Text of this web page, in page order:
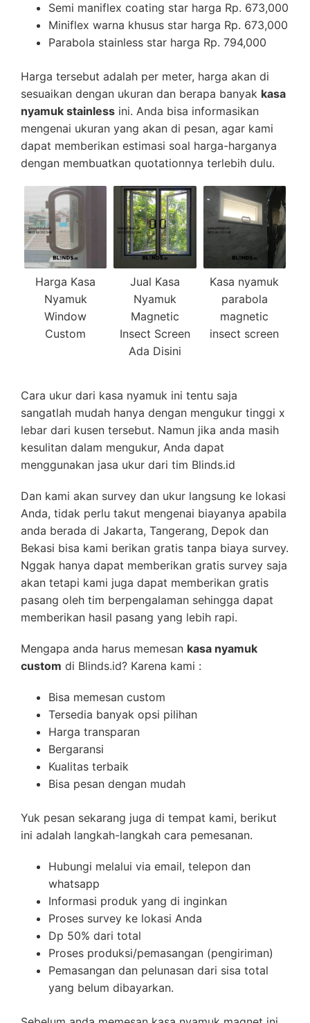
Semi maniflex coating star harga Rp. 673,000
Miniflex warna khusus star harga Rp. 673,000
Parabola stainless star harga Rp. 794,000
Harga tersebut adalah per meter, harga akan di
sesuaikan dengan ukuran dan berapa banyak kasa
nyamuk stainless ini. Anda bisa informasikan
mengenai ukuran yang akan di pesan, agar kami
dapat memberikan estimasi soal harga-harganya
dengan membuatkan quotationnya terlebih dulu.
Harga Kasa
Nyamuk
Window
Custom
Jual Kasa
Nyamuk
Magnetic
Insect Screen
Ada Disini
Kasa nyamuk
parabola
magnetic
insect screen
Cara ukur dari kasa nyamuk ini tentu saja
sangatlah mudah hanya dengan mengukur tinggi x
lebar dari kusen tersebut. Namun jika anda masih
kesulitan dalam mengukur, Anda dapat
menggunakan jasa ukur dari tim Blinds.id
Dan kami akan survey dan ukur langsung ke lokasi
Anda, tidak perlu takut mengenai biayanya apabila
anda berada di Jakarta, Tangerang, Depok dan
Bekasi bisa kami berikan gratis tanpa biaya survey.
Nggak hanya dapat memberikan gratis survey saja
akan tetapi kami juga dapat memberikan gratis
pasang oleh tim berpengalaman sehingga dapat
memberikan hasil pasang yang lebih rapi.
Mengapa anda harus memesan kasa nyamuk
custom di Blinds.id? Karena kami :
Bisa memesan custom
Tersedia banyak opsi pilihan
Harga transparan
Bergaransi
Kualitas terbaik
Bisa pesan dengan mudah
Yuk pesan sekarang juga di tempat kami, berikut
ini adalah langkah-langkah cara pemesanan.
Hubungi melalui via email, telepon dan
whatsapp
Informasi produk yang di inginkan
Proses survey ke lokasi Anda
Dp 50% dari total
Proses produksi/pemasangan (pengiriman)
Pemasangan dan pelunasan dari sisa total
yang belum dibayarkan.